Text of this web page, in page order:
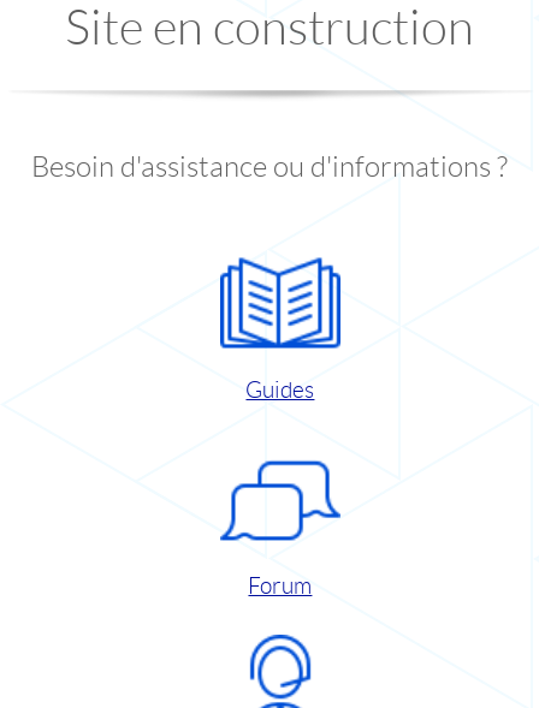
Site en construction
Besoin d'assistance ou d'informations ?
Guides
Forum